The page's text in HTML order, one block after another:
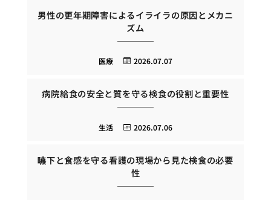
男性の更年期障害によるイライラの原因とメカニ
ズム
2026.07.07
医療
病院給食の安全と質を守る検食の役割と重要性
2026.07.06
生活
嚥下と食感を守る看護の現場から見た検食の必要
性